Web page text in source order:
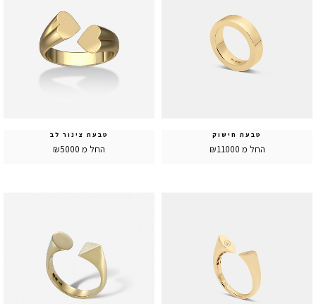
טבעת חישוק
החל מ ₪11000
טבעת צינור לב
החל מ ₪5000